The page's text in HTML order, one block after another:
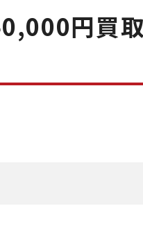
円買